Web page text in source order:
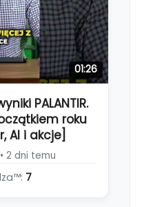
01:26
PALANTIR.
roku
AI i akcje]
2 dni temu
7